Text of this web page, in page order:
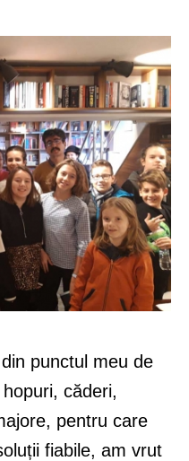
punctul meu de
căderi,
pentru care
fiabile, am vrut